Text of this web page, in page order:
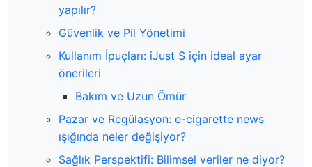
yapılır?
Güvenlik ve Pil Yönetimi
Kullanım İpuçları: iJust S için ideal ayar
önerileri
Bakım ve Uzun Ömür
Pazar ve Regülasyon: e-cigarette news
ışığında neler değişiyor?
Sağlık Perspektifi: Bilimsel veriler ne diyor?